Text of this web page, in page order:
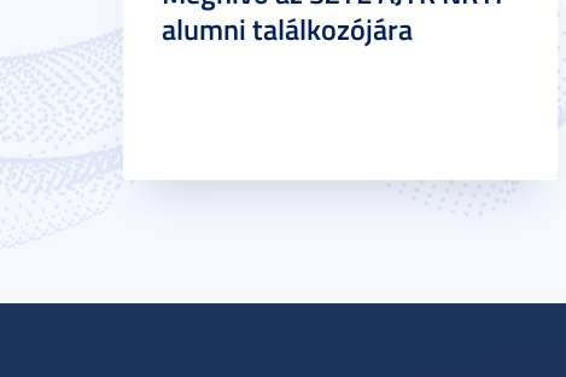
alumni találkozójára